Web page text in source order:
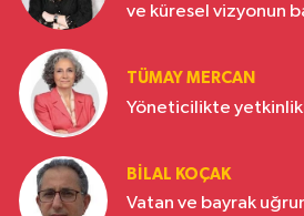
ve küresel vizyonun
TÜMAY MERCAN
Yöneticilikte
BILAL KOÇAK
Vatan ve bayrak